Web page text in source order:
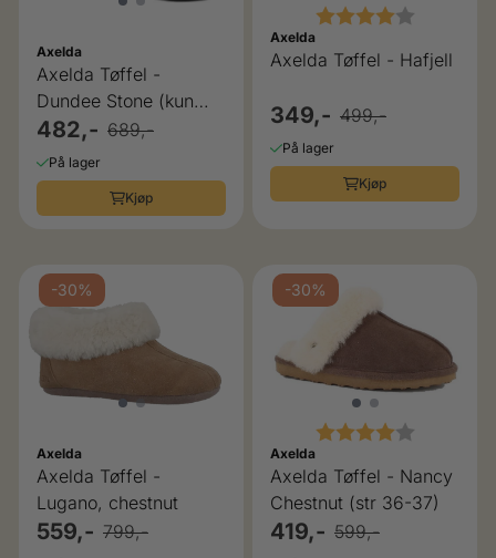
Axelda
Axelda Tøffel -
Dundee Stone (kun
45)
482,- 689,-
På lager
Kjøp
Karakter:
Axelda
Axelda Tøffel - Hafjell
349,- 499,-
På lager
Kjøp
-30%
Axelda
Axelda Tøffel -
Lugano, chestnut
559,- 799,-
-30%
Karakter:
Axelda
Axelda Tøffel - Nancy
Chestnut (str 36-37)
419,- 599,-